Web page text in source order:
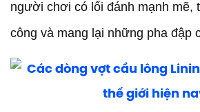
người chơi có lối đánh mạnh mẽ,
công và mang lại những pha đập